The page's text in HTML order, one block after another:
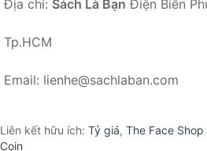
Địa chỉ: Sách Là Bạn Điện Biên
Tp.HCM
Email: lienhe@sachlaban.com
Liên kết hữu ích: Tỷ giá, The Face
Coin